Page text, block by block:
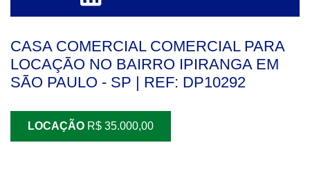
CASA COMERCIAL COMERCIAL PARA
LOCAÇÃO NO BAIRRO IPIRANGA EM
SÃO PAULO - SP | REF: DP10292
LOCAÇÃO R$ 35.000,00